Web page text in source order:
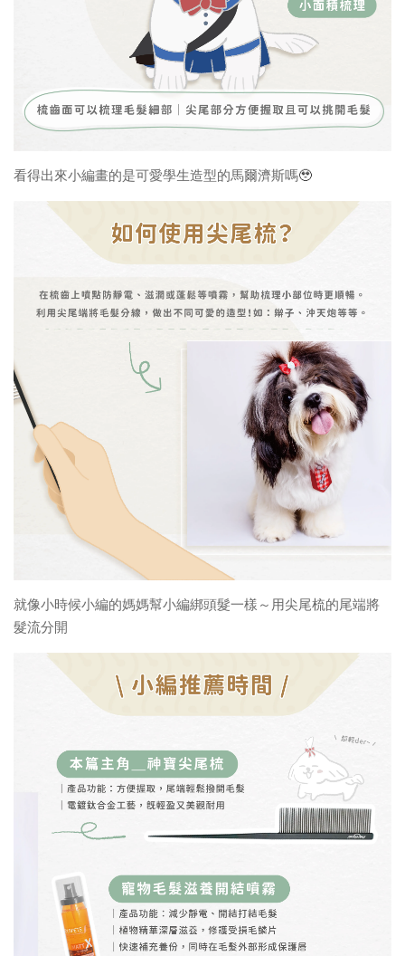
看得出來小編畫的是可愛學生造型的馬爾濟斯嗎🥹
就像小時候小編的媽媽幫小編綁頭髮一樣～用尖尾梳的尾端將
髮流分開